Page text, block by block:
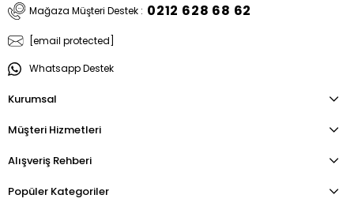
Mağaza Müşteri Destek : 0212 628 68 62
[email protected]
Whatsapp Destek
Kurumsal
Müşteri Hizmetleri
Alışveriş Rehberi
Popüler Kategoriler